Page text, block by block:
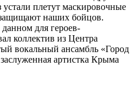
плетут маскировочные
наших бойцов.
для героев-
коллектив из Центра
вокальный ансамбль «Город
артистка Крыма